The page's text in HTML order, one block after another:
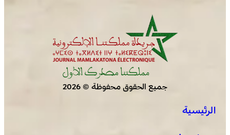
جميع الحقوق محفوظة © 2026
الرئيسية